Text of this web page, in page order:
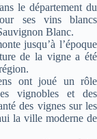
le département du
ses vins blancs
Blanc.
jusqu’à l’époque
de la vigne a été
ont joué un rôle
vignobles et des
des vignes sur les
la ville moderne de